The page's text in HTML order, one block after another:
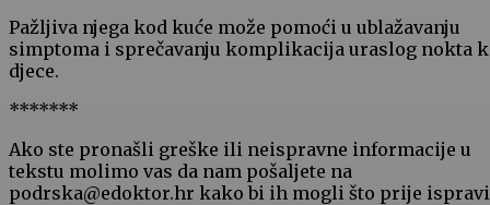
Pažljiva njega kod kuće može pomoći u ublažavanju
simptoma i sprečavanju komplikacija uraslog nokta
djece.
*******
Ako ste pronašli greške ili neispravne informacije u
tekstu molimo vas da nam pošaljete na
podrska@edoktor.hr kako bi ih mogli što prije